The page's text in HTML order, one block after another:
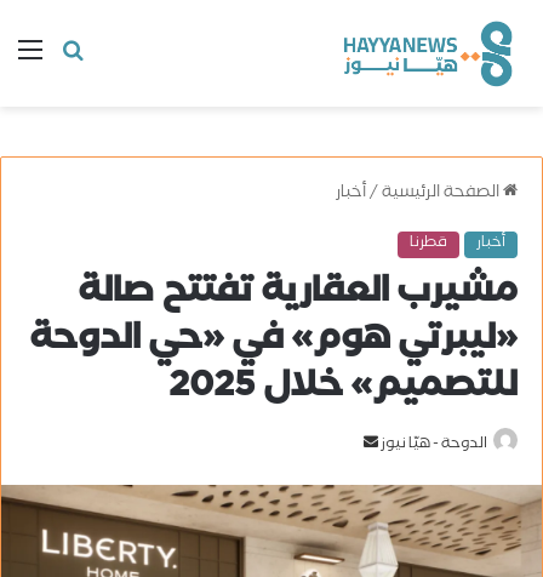
البحث
الصفحة الرئيسية/أخبار
أخبار قطرنا
مشيرب العقارية تفتتح صالة
«ليبرتي هوم» في «حي الدوحة
للتصميم» خلال 2025
الدوحة - هيّا نيوز
س
ل
ب